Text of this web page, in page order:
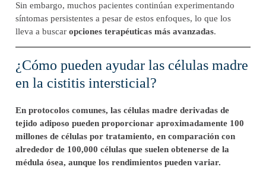
Sin embargo, muchos pacientes continúan experimentando
síntomas persistentes a pesar de estos enfoques, lo que los
lleva a buscar opciones terapéuticas más avanzadas.
¿Cómo pueden ayudar las células madre
en la cistitis intersticial?
En protocolos comunes, las células madre derivadas de
tejido adiposo pueden proporcionar aproximadamente 100
millones de células por tratamiento, en comparación con
alrededor de 100,000 células que suelen obtenerse de la
médula ósea, aunque los rendimientos pueden variar.